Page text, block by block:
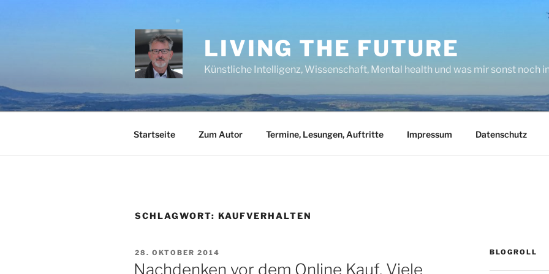
LIVING THE FUTURE
Künstliche Intelligenz, Wissenschaft, Mental health und was mir sonst noch
Startseite Zum Autor Termine, Lesungen, Auftritte Impressum Datenschutz
SCHLAGWORT: KAUFVERHALTEN
VERÖFFENTLICHT
AM
28. OKTOBER 2014
Nachdenken vor dem Online Kauf. Viele
BLOGROLL